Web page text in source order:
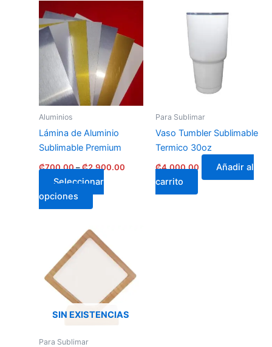
Aluminios
Lámina de Aluminio
Sublimable Premium
₡700.00–₡2,900.00
₡700.00
₡2,900.00
Seleccionar
opciones
product
has
multiple
variants.
The
options
chosen
on
the
product
page
Para Sublimar
Vaso Tumbler Sublimable
Termico 30oz
₡4,000.00
Añadir al
carrito
SIN EXISTENCIAS
Para Sublimar